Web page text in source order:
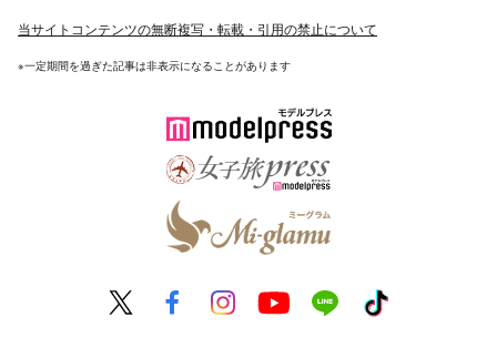
当サイトコンテンツの無断複写・転載・引用の禁止について
※一定期間を過ぎた記事は非表示になることがあります